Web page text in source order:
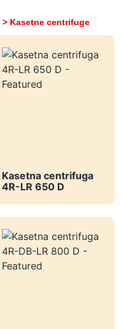
> Kasetne centrifuge
Kasetna centrifuga
4R-LR 650 D